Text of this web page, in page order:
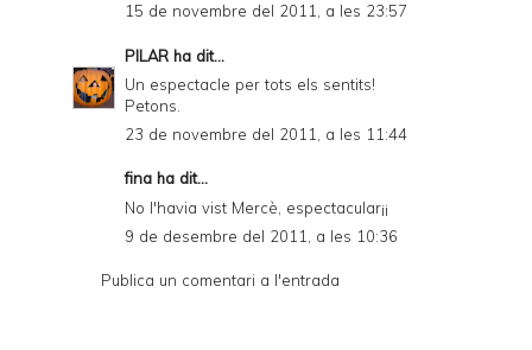
15 de novembre del 2011, a les 23:57
PILAR ha dit...
Un espectacle per tots els sentits!
Petons.
23 de novembre del 2011, a les 11:44
fina ha dit...
No l'havia vist Mercè, espectacular¡¡
9 de desembre del 2011, a les 10:36
Publica un comentari a l'entrada